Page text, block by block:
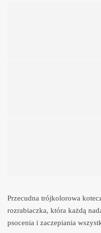
Przecudna trójkolorowa
rozrabiaczka, która każdą
psocenia i zaczepiania